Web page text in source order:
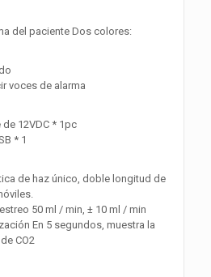
del paciente Dos colores:
voces de alarma
12VDC * 1pc
* 1
de haz único, doble longitud de
50 ml / min, ± 10 ml / min
En 5 segundos, muestra la
CO2